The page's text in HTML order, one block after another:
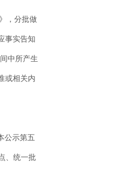
，分批做
事实告知
中所产生
或相关内
公示第五
、统一批